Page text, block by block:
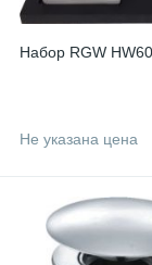
Набор RGW
Не указана цена